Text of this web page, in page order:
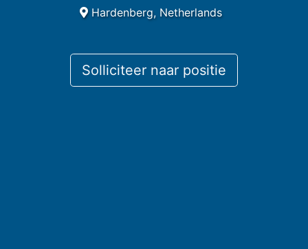
Hardenberg, Netherlands
Solliciteer naar positie